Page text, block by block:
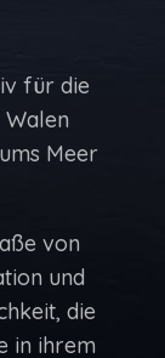
für die
Meer
von
und
die
in ihrem